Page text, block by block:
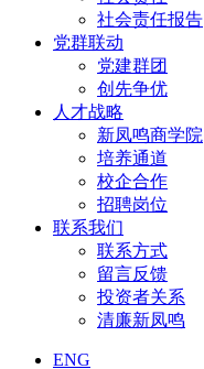
社会责任报告
党群联动
党建群团
创先争优
人才战略
新凤鸣商学院
培养通道
校企合作
招聘岗位
联系我们
联系方式
留言反馈
投资者关系
清廉新凤鸣
ENG